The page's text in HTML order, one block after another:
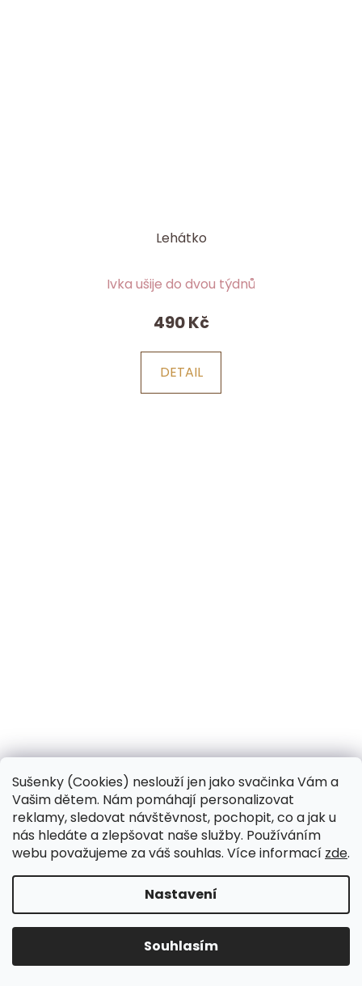
Sušenky (Cookies) neslouží jen jako svačinka Vám a
Vašim dětem. Nám pomáhají personalizovat
reklamy, sledovat návštěvnost, pochopit, co a jak u
nás hledáte a zlepšovat naše služby. Používáním
webu považujeme za váš souhlas. Více informací zde.
Nastavení
Souhlasím
Lehátko
Ivka ušije do dvou týdnů
490 Kč
DETAIL
Hnízdo
Ivka ušije do dvou týdnů
490 Kč
DETAIL